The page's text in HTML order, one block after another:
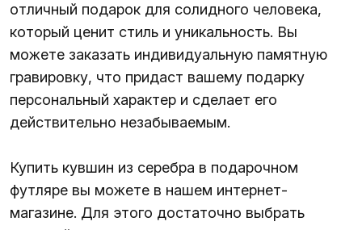
отличный подарок для солидного человека,
который ценит стиль и уникальность. Вы
можете заказать индивидуальную памятную
гравировку, что придаст вашему подарку
персональный характер и сделает его
действительно незабываемым.
Купить кувшин из серебра в подарочном
футляре вы можете в нашем интернет-
магазине. Для этого достаточно выбрать